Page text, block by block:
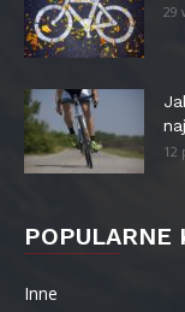
29
12
POPULARNE
Inne